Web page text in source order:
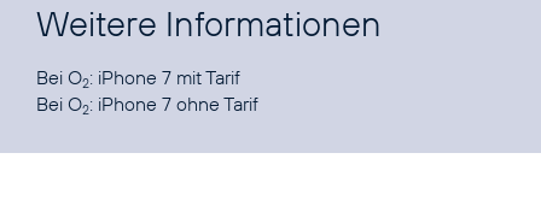
Weitere Informationen
Bei O2: iPhone 7 mit Tarif
Bei O2: iPhone 7 ohne Tarif